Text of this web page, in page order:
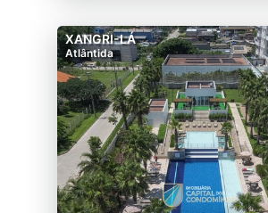
XANGRI-LÁ
Atlântida